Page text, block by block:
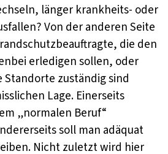
länger krankheits- oder
Von der anderen Seite
die den
erledigen sollen, oder
zuständig sind
Lage. Einerseits
„normalen Beruf“
soll man adäquat
Nicht zuletzt wird hier